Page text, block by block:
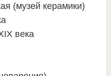
(музей керамики)
века